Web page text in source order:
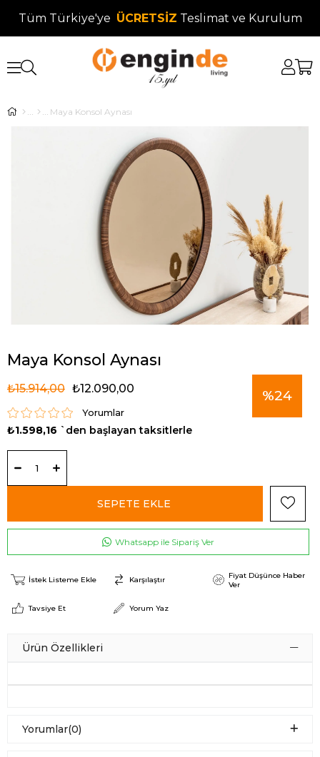
Tüm Türkiye'ye ÜCRETSİZ Teslimat ve Kurulum
Maya Konsol Aynası
Maya Konsol Aynası
%24
₺15.914,00 ₺12.090,00
Yorumlar
₺1.598,16 `den başlayan taksitlerle
Whatsapp ile Sipariş Ver
İstek Listeme Ekle Karşılaştır
Fiyat Düşünce Haber
Ver
Tavsiye Et Yorum Yaz
Ürün Özellikleri
Yorumlar(0)